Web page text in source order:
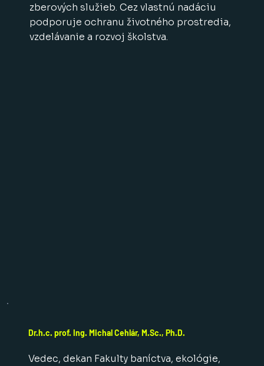
zberových služieb. Cez vlastnú nadáciu
podporuje ochranu životného prostredia,
vzdelávanie a rozvoj školstva.
Dr.h.c. prof. Ing. Michal Cehlár, M.Sc., Ph.D.
Vedec, dekan Fakulty baníctva, ekológie,